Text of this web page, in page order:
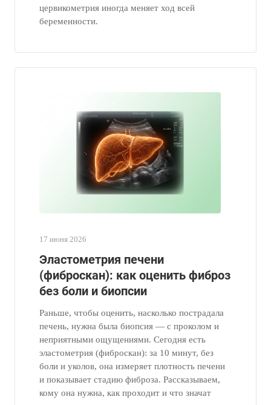
цервикометрия иногда меняет ход всей
беременности.
17 июня 2026
Эластометрия печени
(фиброскан): как оценить фиброз
без боли и биопсии
Раньше, чтобы оценить, насколько пострадала
печень, нужна была биопсия — с проколом и
неприятными ощущениями. Сегодня есть
эластометрия (фиброскан): за 10 минут, без
боли и уколов, она измеряет плотность печени
и показывает стадию фиброза. Рассказываем,
кому она нужна, как проходит и что значат